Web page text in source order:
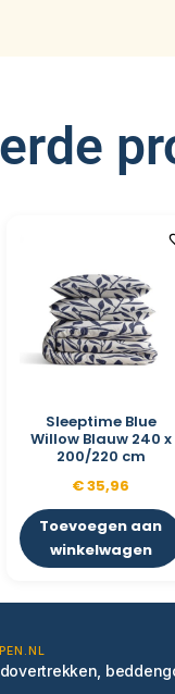
Sleeptime Blue
Willow Blauw 240 x
200/220 cm
€35,96
Toevoegen aan
winkelwagen